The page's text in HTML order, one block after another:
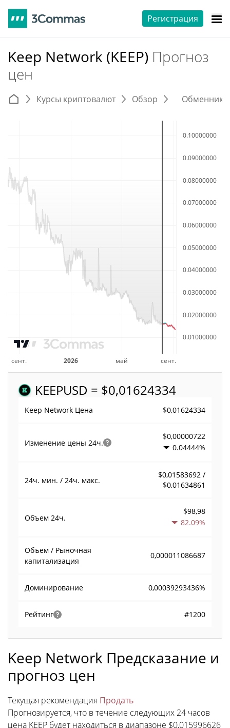
Регистрация
Keep Network (KEEP) Прогноз
цен
Курсы криптовалют Обзор
KEEPUSD = $0,01624334
Keep Network Цена $0,01624334
Изменение цены 24ч.
$0,00000722
0.04444%
24ч. мин. / 24ч. макс.
$0,01583692 /
$0,01634861
Объем 24ч.
$98,98
82.09%
Объем / Рыночная
капитализация
0,000011086687
Доминирование 0,00039293436%
Рейтинг #1200
Keep Network Предсказание и
прогноз цен
Текущая рекомендация Продать
Прогнозируется, что в течение следующих 24 часов
цена KEEP будет находиться в диапазоне $0,015996626